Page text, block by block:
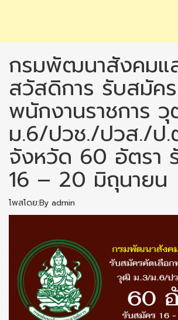
กรมพัฒนาสังคมแ
สวัสดิการ รับสมัค
พนักงานราชการ
ม.6/ปวช./ปวส./ป.
จังหวัด 60 อัตรา
16 – 20 มิถุนายน
โพสโดย:By admin